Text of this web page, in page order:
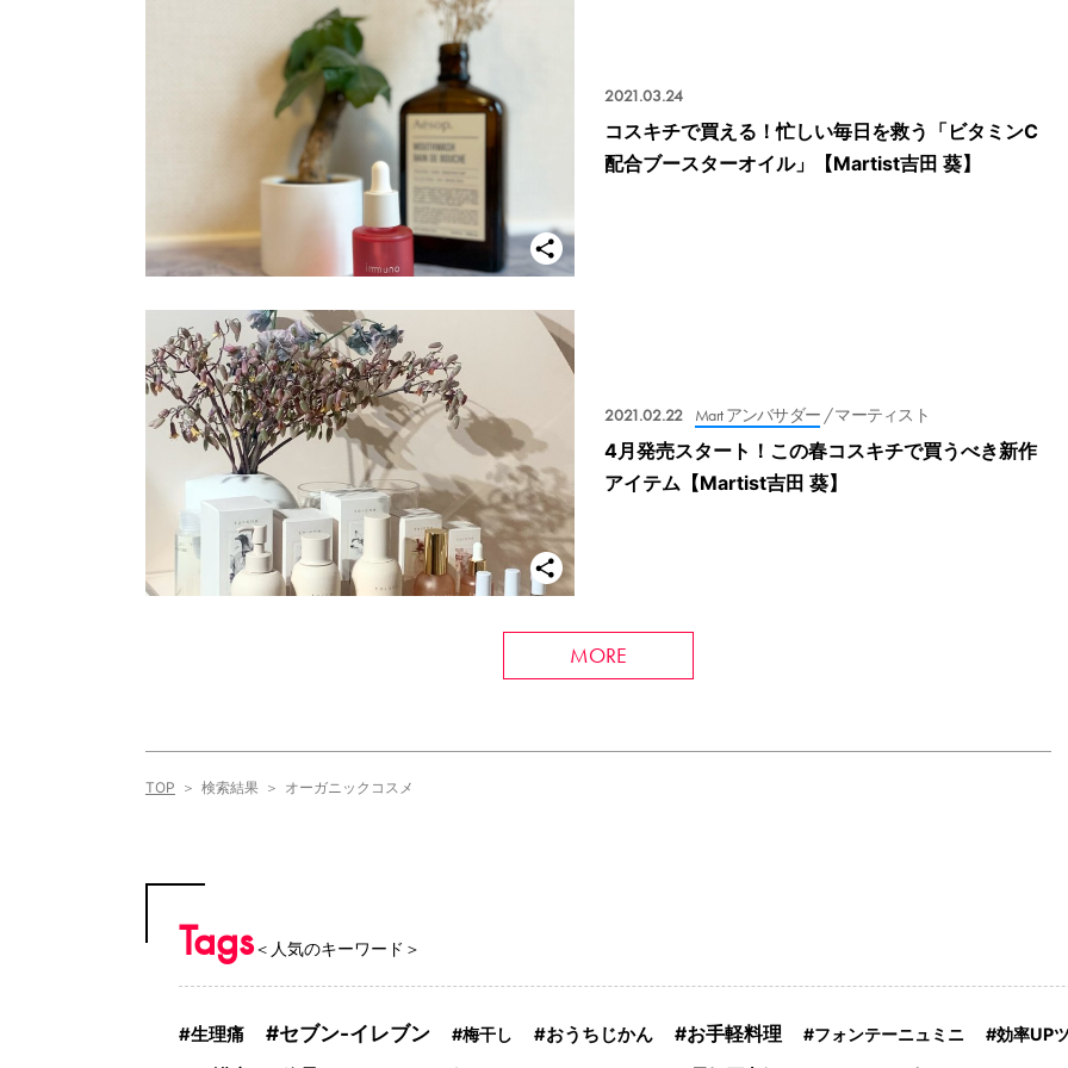
2021.03.24
コスキチで買える！忙しい毎日を救う「ビタミンC
配合ブースターオイル」【Martist吉田 葵】
2021.02.22 Mart アンバサダー / マーティスト
4月発売スタート！この春コスキチで買うべき新作
アイテム【Martist吉田 葵】
MORE
TOP 検索結果 オーガニックコスメ
Tags＜人気のキーワード＞
生理痛 セブン-イレブン 梅干し おうちじかん お手軽料理 フォンテーニュミニ 効率UP